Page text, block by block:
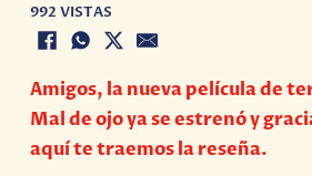
992 VISTAS
Amigos, la nueva película de
Mal de ojo ya se estrenó y
aquí te traemos la reseña.